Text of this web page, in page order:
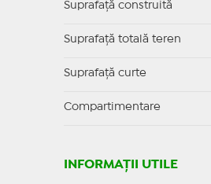
Suprafaţă construită
Suprafață totală teren
Suprafaţă curte
Compartimentare
INFORMAŢII UTILE